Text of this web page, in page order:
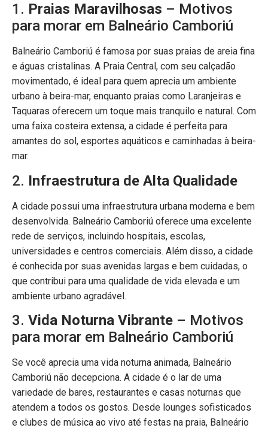
1. Praias Maravilhosas – Motivos
para morar em Balneário Camboriú
Balneário Camboriú é famosa por suas praias de areia fina
e águas cristalinas. A Praia Central, com seu calçadão
movimentado, é ideal para quem aprecia um ambiente
urbano à beira-mar, enquanto praias como Laranjeiras e
Taquaras oferecem um toque mais tranquilo e natural. Com
uma faixa costeira extensa, a cidade é perfeita para
amantes do sol, esportes aquáticos e caminhadas à beira-
mar.
2. Infraestrutura de Alta Qualidade
A cidade possui uma infraestrutura urbana moderna e bem
desenvolvida. Balneário Camboriú oferece uma excelente
rede de serviços, incluindo hospitais, escolas,
universidades e centros comerciais. Além disso, a cidade
é conhecida por suas avenidas largas e bem cuidadas, o
que contribui para uma qualidade de vida elevada e um
ambiente urbano agradável.
3. Vida Noturna Vibrante – Motivos
para morar em Balneário Camboriú
Se você aprecia uma vida noturna animada, Balneário
Camboriú não decepciona. A cidade é o lar de uma
variedade de bares, restaurantes e casas noturnas que
atendem a todos os gostos. Desde lounges sofisticados
e clubes de música ao vivo até festas na praia, Balneário